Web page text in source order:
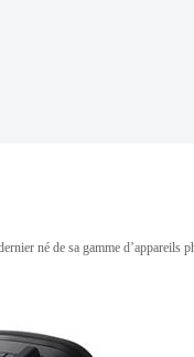
né de sa gamme d’appareils